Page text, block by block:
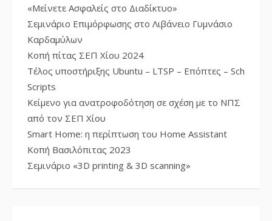
«Μείνετε Ασφαλείς στο Διαδίκτυο»
Σεμινάριο Επιμόρφωσης στο Λιβάνειο Γυμνάσιο
Καρδαμύλων
Κοπή πίτας ΣΕΠ Χίου 2024
Τέλος υποστήριξης Ubuntu – LTSP – Επόπτες – Sch
Scripts
Κείμενο για ανατροφοδότηση σε σχέση με το ΝΠΣ
από τον ΣΕΠ Χίου
Smart Home: η περίπτωση του Home Assistant
Κοπή Βασιλόπιτας 2023
Σεμινάριο «3D printing & 3D scanning»